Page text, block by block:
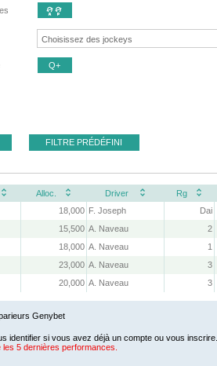

Q+
FILTRE PRÉDÉFINI
Alloc. Driver Rg
18,000 F. Joseph Dai
15,500 A. Naveau 2
18,000 A. Naveau 1
23,000 A. Naveau 3
20,000 A. Naveau 3
Genybet
identifier si vous avez déjà un compte ou vous inscrire.
les 5 dernières performances.